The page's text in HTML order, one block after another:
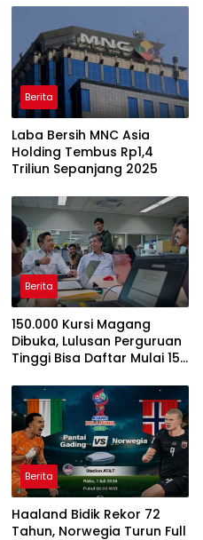
Berita
Laba Bersih MNC Asia
Holding Tembus Rp1,4
Triliun Sepanjang 2025
Berita
150.000 Kursi Magang
Dibuka, Lulusan Perguruan
Tinggi Bisa Daftar Mulai 15
Berita
Haaland Bidik Rekor 72
Tahun, Norwegia Turun Full